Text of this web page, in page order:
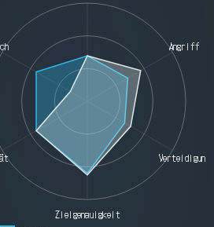
Angriff
Verteidigung
Zielgenauigkeit